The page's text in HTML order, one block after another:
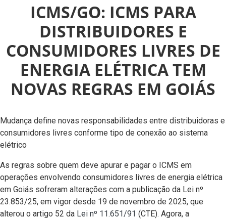
ICMS/GO: ICMS PARA
DISTRIBUIDORES E
CONSUMIDORES LIVRES DE
ENERGIA ELÉTRICA TEM
NOVAS REGRAS EM GOIÁS
Mudança define novas responsabilidades entre distribuidoras e
consumidores livres conforme tipo de conexão ao sistema
elétrico
As regras sobre quem deve apurar e pagar o ICMS em
operações envolvendo consumidores livres de energia elétrica
em Goiás sofreram alterações com a publicação da Lei nº
23.853/25, em vigor desde 19 de novembro de 2025, que
alterou o artigo 52 da Lei nº 11.651/91 (CTE). Agora, a